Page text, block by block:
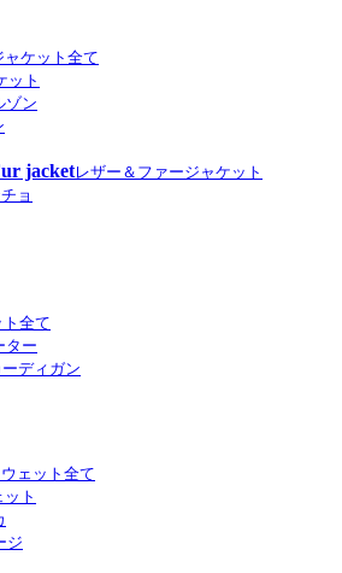
ャケット全て
ット
ゾン
jacketレザー＆ファージャケット
ョ
ト全て
ター
ーディガン
ウェット全て
ット
ジ